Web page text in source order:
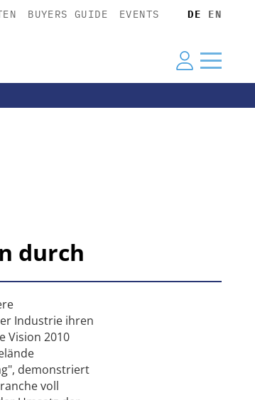
BUYERS GUIDE EVENTS DE EN
durch
Industrie ihren
Vision 2010
demonstriert
voll